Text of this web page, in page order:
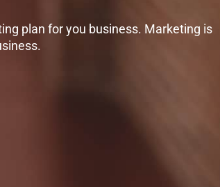
plan for you business. Marketing is